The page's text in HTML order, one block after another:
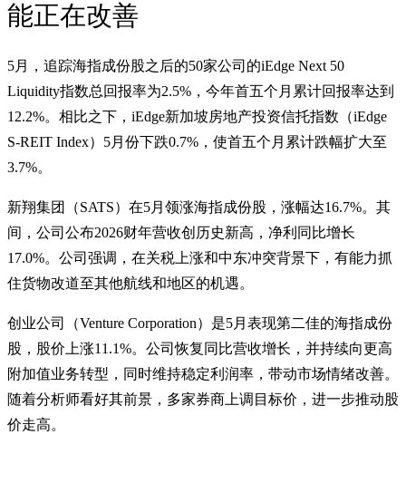
能正在改善
5月，追踪海指成份股之后的50家公司的iEdge Next 50
Liquidity指数总回报率为2.5%，今年首五个月累计回报率达到
12.2%。相比之下，iEdge新加坡房地产投资信托指数（iEdge
S-REIT Index）5月份下跌0.7%，使首五个月累计跌幅扩大至
3.7%。
新翔集团（SATS）在5月领涨海指成份股，涨幅达16.7%。其
间，公司公布2026财年营收创历史新高，净利同比增长
17.0%。公司强调，在关税上涨和中东冲突背景下，有能力抓
住货物改道至其他航线和地区的机遇。
创业公司（Venture Corporation）是5月表现第二佳的海指成份
股，股价上涨11.1%。公司恢复同比营收增长，并持续向更高
附加值业务转型，同时维持稳定利润率，带动市场情绪改善。
随着分析师看好其前景，多家券商上调目标价，进一步推动股
价走高。